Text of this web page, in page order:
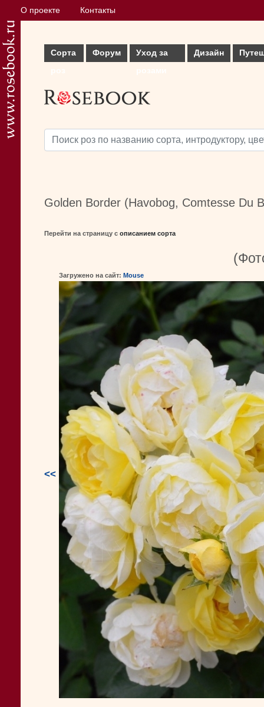
О проекте Контакты
Сорта
Форум
Уход за
Дизайн
Golden Border (Havobog, Comtesse Du
Перейти на страницу с описанием сорта
<<
Загружено на сайт: Mouse